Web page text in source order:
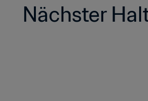
Nächster